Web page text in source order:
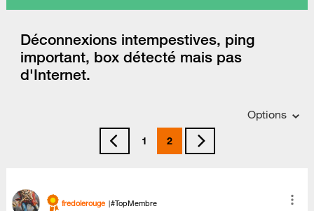
Déconnexions intempestives, ping
important, box détecté mais pas
d'Internet.
Options
1 2
fredolerouge #TopMembre